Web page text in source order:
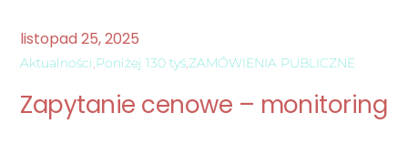
listopad 25,2025
Aktualności,Poniżej 130 tyś,ZAMÓWIENIA PUBLICZNE
Zapytanie cenowe – monitoring